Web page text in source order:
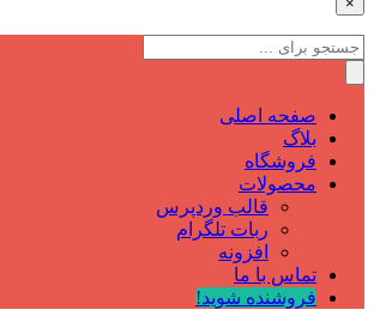
صفحه اصلی
بلاگ
فروشگاه
محصولات
قالب وردپرس
ربات تلگرام
افزونه
تماس با ما
فروشنده شوید!